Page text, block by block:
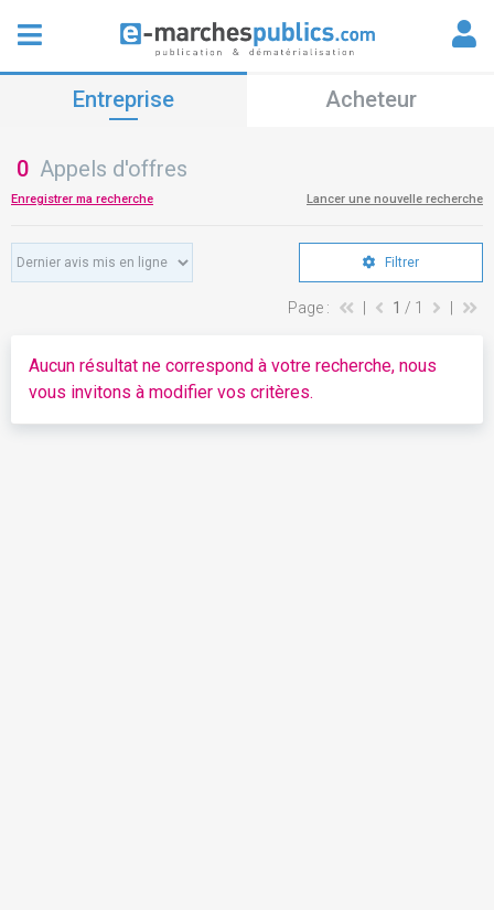
Entreprise Acheteur
0 Appels d'offres
Enregistrer ma recherche Lancer une nouvelle recherche
Filtrer
Page : 1 / 1
Aucun résultat ne correspond à votre recherche, nous
vous invitons à modifier vos critères.